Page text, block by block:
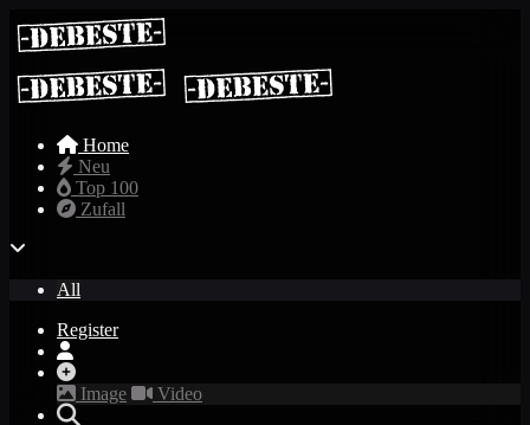
Home
Neu
Top 100
Zufall
All
Register
Image Video